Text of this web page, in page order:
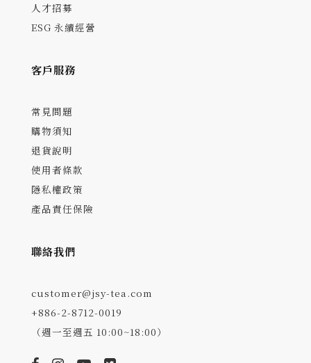
人才招募
ESG 永續經營
客戶服務
常見問題
購物須知
退貨說明
使用者條款
隱私權政策
產品責任保險
聯絡我們
customer@jsy-tea.com
+886-2-8712-0019
（週一至週五 10:00~18:00）